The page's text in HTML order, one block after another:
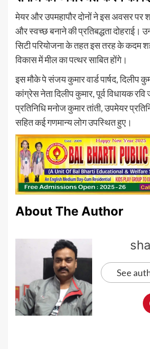
मेयर और उपमहापौर दोनों ने इस अवसर पर
और स्वच्छ बनाने की प्रतिबद्धता दोहराई।
सिटी परियोजना के तहत इस तरह के कदम
विकास में मील का पत्थर साबित होंगे।
इस मौके पे संजय कुमार वार्ड पार्षद, दिलीप
कांग्रेस नेता दिलीप कुमार, पूर्व विधायक रवि
प्रतिनिधि मनोज कुमार तांती, उपमेयर
सहित कई गणमान्य लोग उपस्थित हुए।
About The Author
See